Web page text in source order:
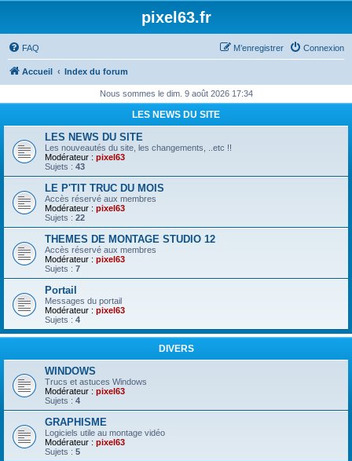
pixel63.fr
FAQ Connexion
M’enregistrer
Accueil Index du forum
Nous sommes le dim. 9 août 2026 17:34
LES NEWS DU SITE
LES NEWS DU SITE
Les nouveautés du site, les changements, ..etc !!
Modérateur : pixel63
Sujets : 43
LE P'TIT TRUC DU MOIS
Accès réservé aux membres
Modérateur : pixel63
Sujets : 22
THEMES DE MONTAGE STUDIO 12
Accès réservé aux membres
Modérateur : pixel63
Sujets : 7
Portail
Messages du portail
Modérateur : pixel63
Sujets : 4
DIVERS
WINDOWS
Trucs et astuces Windows
Modérateur : pixel63
Sujets : 4
GRAPHISME
Logiciels utile au montage vidéo
Modérateur : pixel63
Sujets : 5